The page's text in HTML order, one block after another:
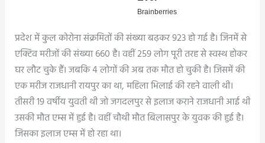
प्रदेश में कुल कोरोना संक्रमितों की संख्या बढ़कर 923 हो गई है। जिनमें से
एक्टिव मरीजों की संख्या 660 है। वहीं 259 लोग पूरी तरह से स्वस्थ होकर
घर लौट चुके हैं। जबकि 4 लोगों की अब तक मौत हो चुकी है। जिसमें की
एक मरीज राजधानी रायपुर का था, महिला भिलाई की रहने वाली थी।
तीसरी 19 वर्षीय युवती थी जो जगदलपुर से इलाज कराने राजधानी आई थी
उसकी मौत एम्स में हुई है। वहीं चौथी मौत बिलासपुर के युवक की हुई है।
जिसका इलाज एम्स में हो रहा था।